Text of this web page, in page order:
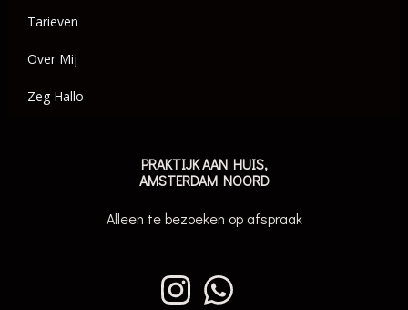
Tarieven
Over Mij
Zeg Hallo
PRAKTIJK AAN HUIS,
AMSTERDAM NOORD
Alleen te bezoeken op afspraak